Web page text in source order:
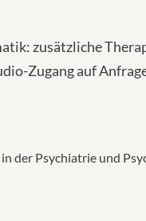
zusätzliche
Zugang auf
der Psychiatrie und